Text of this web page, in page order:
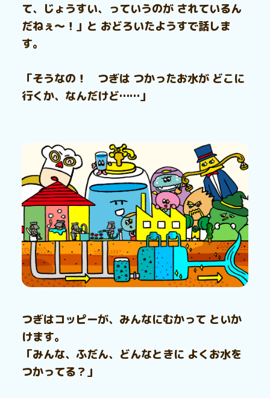
て、じょうすい、っていうのが されているん
だねぇ～！」と おどろいたようすで話しま
す。
「そうなの！ つぎは つかったお水が どこに
行くか、なんだけど……」
つぎはコッピーが、みんなにむかって といか
けます。
「みんな、ふだん、どんなときに よくお水を
つかってる？」